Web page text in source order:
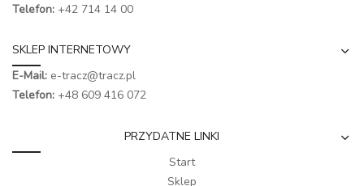
Telefon: +42 714 14 00
SKLEP INTERNETOWY
E-Mail: e-tracz@tracz.pl
Telefon: +48 609 416 072
PRZYDATNE LINKI
Start
Sklep